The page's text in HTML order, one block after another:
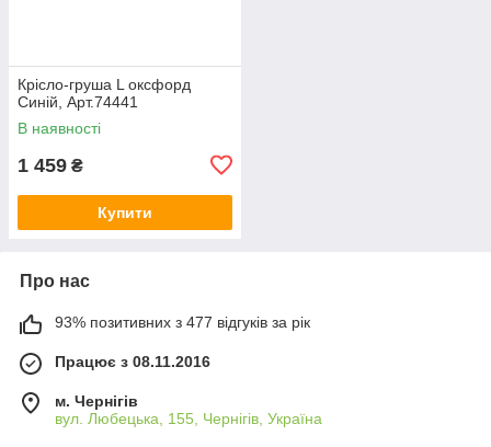
Крісло-груша L оксфорд
Синій, Арт.74441
В наявності
1 459 ₴
Купити
Про нас
93% позитивних з 477 відгуків за рік
Працює з 08.11.2016
м. Чернігів
вул. Любецька, 155, Чернігів, Україна